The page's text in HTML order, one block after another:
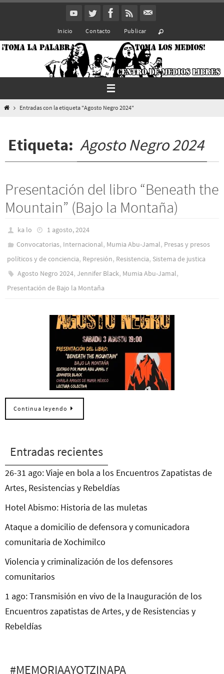
Inicio Contacto Publicar
InicioEntradas con la etiqueta "Agosto Negro 2024"
Etiqueta: Agosto Negro 2024
Presentación del libro “Beneath the
Mountain” (Bajo la Montaña)
ka lo
1 agosto, 2024
Convocatorias, Internacional, Mumia Abu-Jamal, Presas y presos
polí­ticos y de conciencia, Represión, Resistencia, Sistema de justica
Agosto Negro 2024,Jennifer Black, Mumia Abu-Jamal,
Presentación de Bajo la Montaña
Continua leyendo
Entradas recientes
26-31 ago: Viaje en bola a los Encuentros Zapatistas de
Artes, Resistencias y Rebeldías
Hotel Abismo: Historia de las muletas
Ataque a domicilio de defensora y comunicadora
comunitaria de Xochimilco
Violencia y criminalización de los defensores
comunitarios
1 ago: Transmisión en vivo de la Inauguración de los
Encuentros zapatistas de Artes, y de Resistencias y
Rebeldías
#MEMORIAAYOTZINAPA